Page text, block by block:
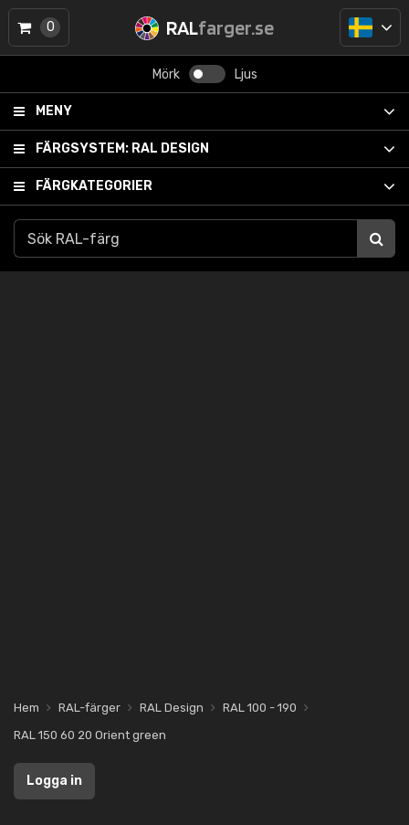
RALfarger.se
Mörk Ljus
MENY
FÄRGSYSTEM: RAL DESIGN
FÄRGKATEGORIER
0
Hem RAL-färger RAL Design
RAL 100 - 190
RAL 150 60 20 Orient green
Logga in